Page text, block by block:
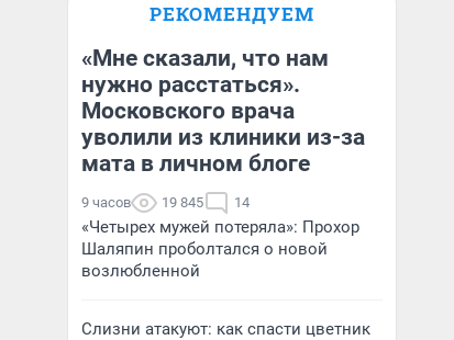
РЕКОМЕНДУЕМ
«Мне сказали, что нам
нужно расстаться».
Московского врача
уволили из клиники из-за
мата в личном блоге
9 часов 19 845 14
«Четырех мужей потеряла»: Прохор
Шаляпин проболтался о новой
возлюбленной
Слизни атакуют: как спасти цветник